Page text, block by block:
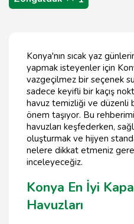
Konya'nın sıcak yaz
yapmak isteyenler için
vazgeçilmez bir seçenek
sadece keyifli bir kaçış
havuz temizliği ve düzenli
önem taşıyor. Bu
havuzları keşfederken,
oluşturmak ve hijyen
nelere dikkat etmeniz
inceleyeceğiz.
Konya En İyi
Havuzları